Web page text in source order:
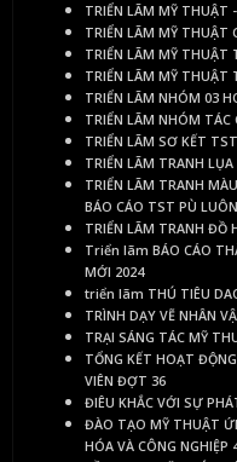
TRIỂN LÃM MỸ THUẬT
TRIỂN LÃM MỸ THUẬT
TRIỂN LÃM MỸ THUẬT
TRIỂN LÃM MỸ THUẬT
TRIỂN LÃM NHÓM 03
TRIỂN LÃM NHÓM
TRIỂN LÃM SƠ KẾT
TRIỂN LÃM TRANH
TRIỂN LÃM TRANH
BÁO CÁO TST PÙ
TRIỂN LÃM TRANH ĐỒ
Triển lãm BÁO CÁO
MỚI 2024
triển lãm THÚ TIÊU
TRÌNH DẠY VẼ NHÂN
TRẠI SÁNG TÁC MỸ
TỔNG KẾT HOẠT
VIÊN ĐỢT 36
ĐIÊU KHẮC VỚI SỰ
ĐÀO TẠO MỸ THUẬT
HÓA VÀ CÔNG NGHIỆP